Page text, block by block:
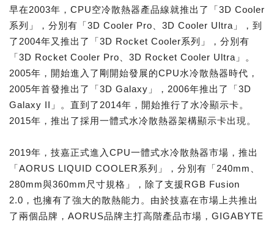
早在2003年，CPU空冷散熱器產品線就推出了「3D Cooler
系列」，分別有「3D Cooler Pro、3D Cooler Ultra」，到
了2004年又推出了「3D Rocket Cooler系列」，分別有
「3D Rocket Cooler Pro、3D Rocket Cooler Ultra」。
2005年，開始進入了剛開始發展的CPU水冷散熱器時代，
2005年首發推出了「3D Galaxy」，2006年推出了「3D
Galaxy II」。直到了2014年，開始推行了水冷顯示卡。
2015年，推出了採用一體式水冷散熱器架構顯示卡出現。
2019年，技嘉正式進入CPU一體式水冷散熱器市場，推出
「AORUS LIQUID COOLER系列」，分別有「240mm、
280mm與360mm尺寸規格」，除了支援RGB Fusion
2.0，也擁有了強大的散熱能力。由於技嘉在市場上共推出
了兩個品牌，AORUS品牌主打高階產品市場，GIGABYTE